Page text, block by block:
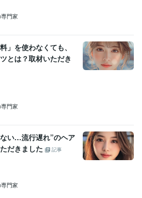
門家
を使わなくても、
とは？取材いただき
門家
ない…流行遅れ”のヘア
だきました
記事
門家